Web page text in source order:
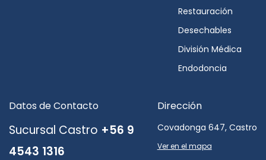
Restauración
Desechables
División Médica
Endodoncia
Datos de Contacto
Sucursal Castro +56 9
4543 1316
Dirección
Covadonga 647, Castro
Ver en el mapa